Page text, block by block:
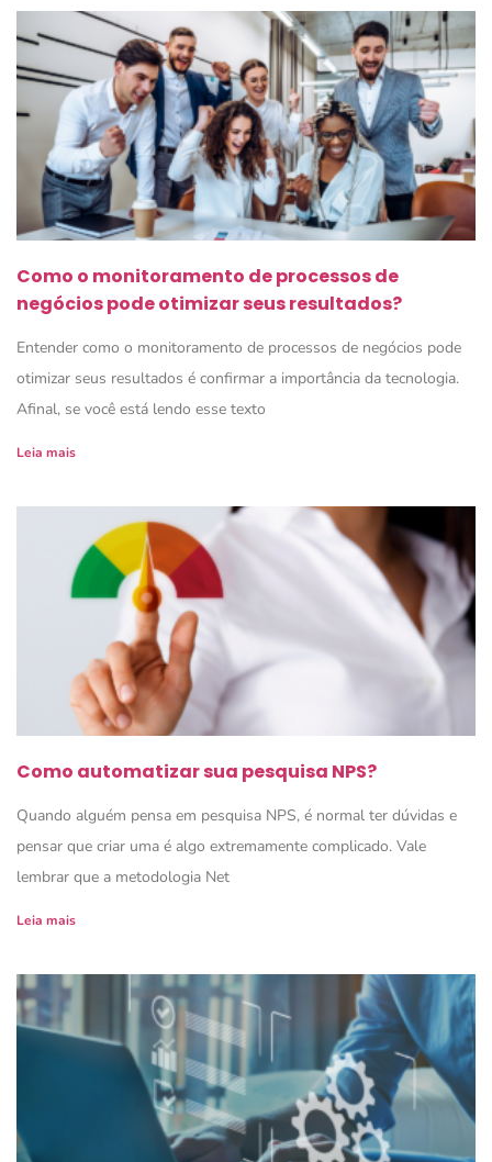
Como o monitoramento de processos de
negócios pode otimizar seus resultados?
Entender como o monitoramento de processos de negócios pode
otimizar seus resultados é confirmar a importância da tecnologia.
Afinal, se você está lendo esse texto
Leia mais
Como automatizar sua pesquisa NPS?
Quando alguém pensa em pesquisa NPS, é normal ter dúvidas e
pensar que criar uma é algo extremamente complicado. Vale
lembrar que a metodologia Net
Leia mais